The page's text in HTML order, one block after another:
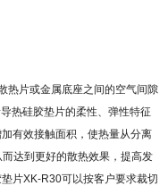
热片或金属底座之间的空气间隙
导热硅胶垫片的柔性、弹性特征
有效接触面积，使热量从分离
达到更好的散热效果，提高发
片XK-R30可以按客户要求裁切